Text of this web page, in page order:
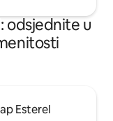
odsjednite u
Esterel